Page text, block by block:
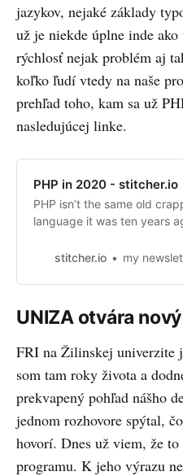
jazykov, nejaké základy
už je niekde úplne inde
rýchlosť nejak problém aj
koľko ľudí vtedy na naše
prehľad toho, kam sa už
nasledujúcej linke.
PHP in 2020 - stitcher.io
PHP isn’t the same old
language it was ten years
stitcher.io my
UNIZA otvára
FRI na Žilinskej univerzite
som tam roky života a
prekvapený pohľad nášho
jednom rozhovore spýtal,
hovorí. Dnes už viem, že
programu. K jeho výrazu